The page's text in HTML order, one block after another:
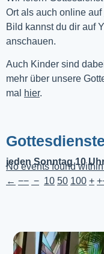
Ort als auch online auf
Bild kannst du dir auf
anschauen.
Auch Kinder sind
mehr über unsere
mal
hier.
jeden Sonntag 10
No events found
← −− − 10 50 100 +